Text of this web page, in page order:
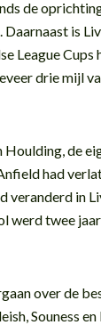
de
is
League
drie mijl
de
had
in
werd twee
over de
Souness